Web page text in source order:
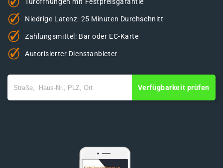
Niedrige Latenz: 25 Minuten Durchschnitt
Zahlungsmittel: Bar oder EC-Karte
Autorisierter Dienstanbieter
Verfügbarkeit prüfen